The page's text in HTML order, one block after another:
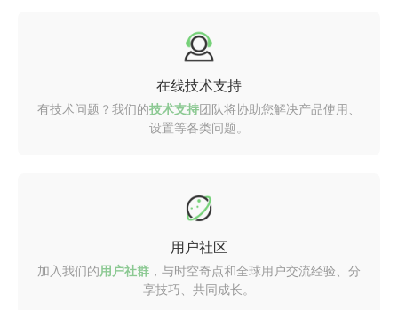
在线技术支持
有技术问题？我们的技术支持团队将协助您解决产品使用、
设置等各类问题。
用户社区
加入我们的用户社群 ，与时空奇点和全球用户交流经验、分
享技巧、共同成长。